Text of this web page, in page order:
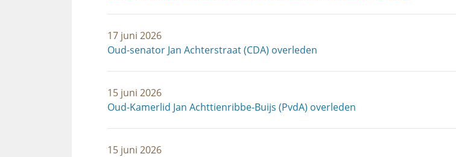
17 juni 2026
Oud-senator Jan Achterstraat (CDA) overleden
15 juni 2026
Oud-Kamerlid Jan Achttienribbe-Buijs (PvdA) overleden
15 juni 2026